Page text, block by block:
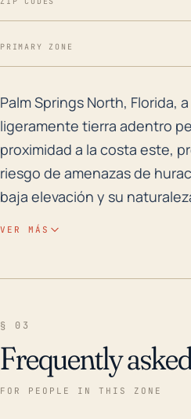
PRIMARY ZONE
Palm Springs North,
Palm Springs North, Florida,
ligeramente tierra adentro
proximidad a la costa este,
riesgo de amenazas de
baja elevación y su
aumentan su vulnerabilidad
y la interrupción de los
es susceptible al impacto
VER MÁS
§ 03
Frequently
FOR PEOPLE IN THIS ZONE